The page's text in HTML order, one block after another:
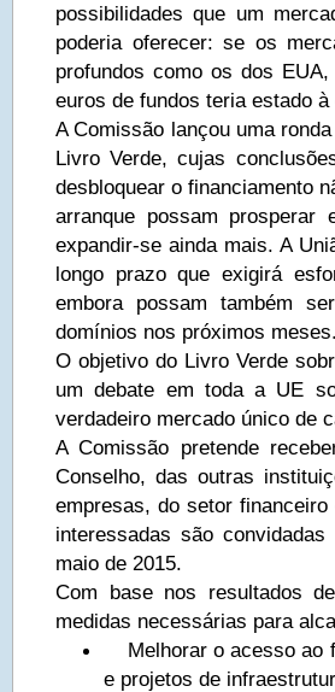
possibilidades que um
poderia oferecer: se os
profundos como os dos
euros de fundos teria estado
A Comissão lançou uma
Livro Verde, cujas
desbloquear o financiamento
arranque possam
expandir-se ainda mais. A
longo prazo que exigirá
embora possam também
domínios nos próximos meses.
O objetivo do Livro Verde
um debate em toda a UE
verdadeiro mercado único de
A Comissão pretende
Conselho, das outras
empresas, do setor
interessadas são
maio de 2015.
Com base nos resultados
medidas necessárias para
Melhorar o acesso ao
e projetos de